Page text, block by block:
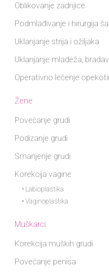
Oblikovanje zadnjice
Podmlađivanje i hirurgija
Uklanjanje strija i ožiljaka
Uklanjanje mladeža,
Operativno lečenje
Žene
Povećanje grudi
Podizanje grudi
Smanjenje grudi
Korekcija vagine
• Labioplastika
• Vaginoplastika
Muškarci
Korekcija muških grudi
Povećanje penisa